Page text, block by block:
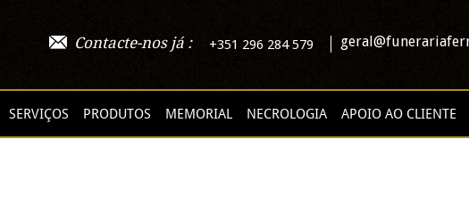
Contacte-nos já : +351 296 284 579
SERVIÇOS PRODUTOS MEMORIAL NECROLOGIA APOIO AO CLIENTE